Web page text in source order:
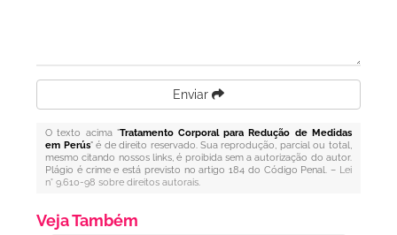
Enviar
O texto acima "Tratamento Corporal para Redução de Medidas
em Perús" é de direito reservado. Sua reprodução, parcial ou total,
mesmo citando nossos links, é proibida sem a autorização do autor.
Plágio é crime e está previsto no artigo 184 do Código Penal. – Lei
n° 9.610-98 sobre direitos autorais.
Veja Também